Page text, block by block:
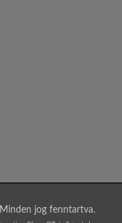
jog fenntartva.